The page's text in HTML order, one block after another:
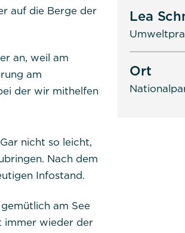
auf die Berge der
an, weil am
am
der wir mithelfen
nicht so leicht,
Nach dem
Infostand.
am See
immer wieder der
Lea
Ort
unsere Website nutzbar zu